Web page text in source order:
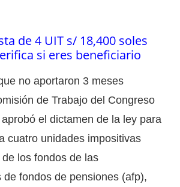
de 4 UIT s/ 18,400 soles
si eres beneficiario
no aportaron 3 meses
de Trabajo del Congreso
el dictamen de la ley para
cuatro unidades impositivas
los fondos de las
de fondos de pensiones (afp),